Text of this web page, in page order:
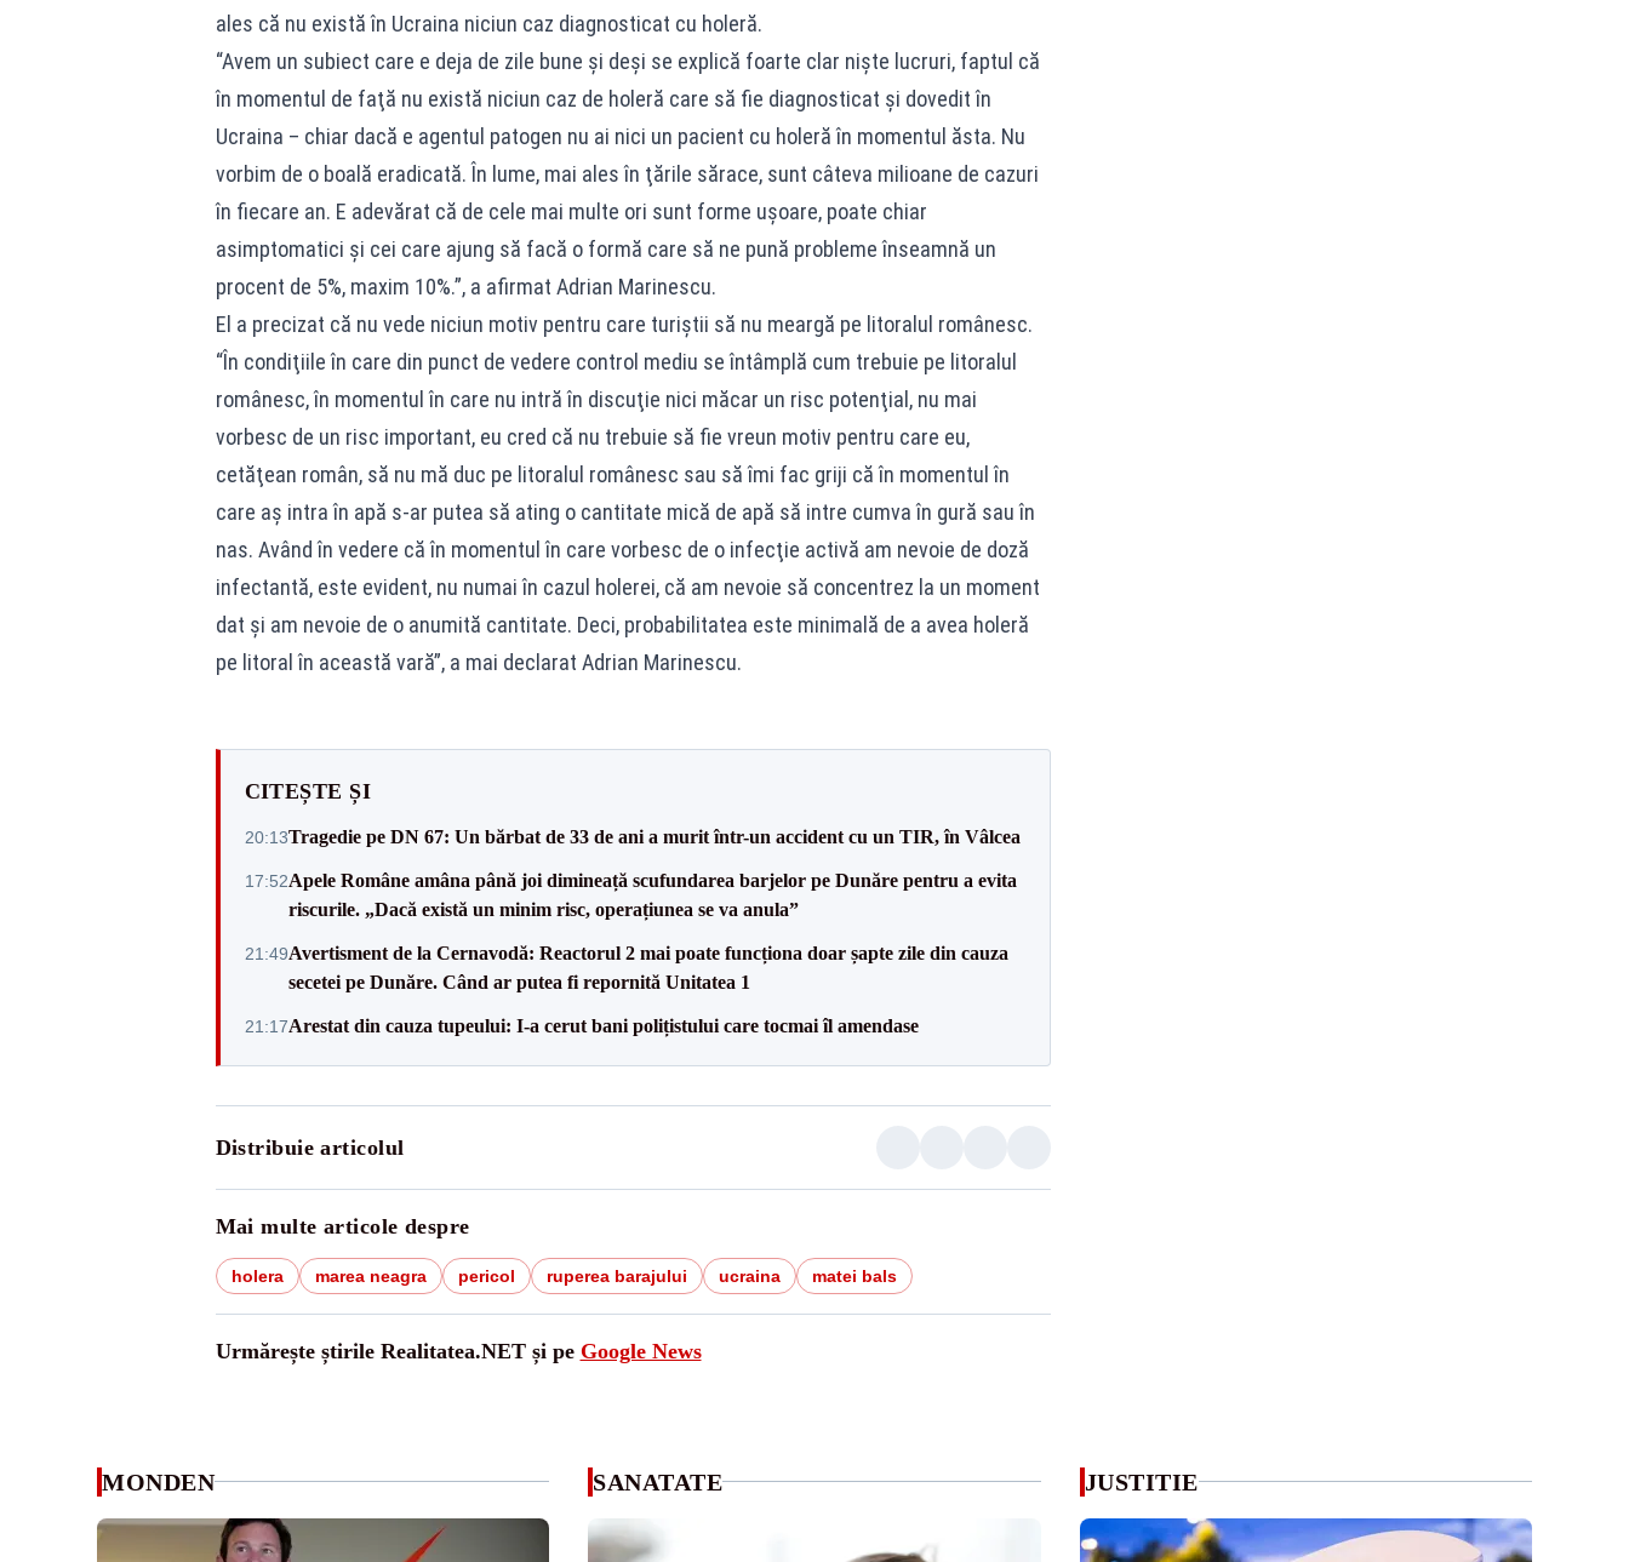
ales că nu există în Ucraina niciun caz diagnosticat cu holeră.
“Avem un subiect care e deja de zile bune şi deşi se explică foarte clar nişte lucruri, faptul că
în momentul de faţă nu există niciun caz de holeră care să fie diagnosticat şi dovedit în
Ucraina – chiar dacă e agentul patogen nu ai nici un pacient cu holeră în momentul ăsta. Nu
vorbim de o boală eradicată. În lume, mai ales în ţările sărace, sunt câteva milioane de cazuri
în fiecare an. E adevărat că de cele mai multe ori sunt forme uşoare, poate chiar
asimptomatici şi cei care ajung să facă o formă care să ne pună probleme înseamnă un
procent de 5%, maxim 10%.”, a afirmat Adrian Marinescu.
El a precizat că nu vede niciun motiv pentru care turiştii să nu meargă pe litoralul românesc.
“În condiţiile în care din punct de vedere control mediu se întâmplă cum trebuie pe litoralul
românesc, în momentul în care nu intră în discuţie nici măcar un risc potenţial, nu mai
vorbesc de un risc important, eu cred că nu trebuie să fie vreun motiv pentru care eu,
cetăţean român, să nu mă duc pe litoralul românesc sau să îmi fac griji că în momentul în
care aş intra în apă s-ar putea să ating o cantitate mică de apă să intre cumva în gură sau în
nas. Având în vedere că în momentul în care vorbesc de o infecţie activă am nevoie de doză
infectantă, este evident, nu numai în cazul holerei, că am nevoie să concentrez la un moment
dat şi am nevoie de o anumită cantitate. Deci, probabilitatea este minimală de a avea holeră
pe litoral în această vară”, a mai declarat Adrian Marinescu.
CITEȘTE ȘI
20:13Tragedie pe DN 67: Un bărbat de 33 de ani a murit într-un accident cu un TIR, în Vâlcea
17:52Apele Române amâna până joi dimineață scufundarea barjelor pe Dunăre pentru a evita
riscurile. „Dacă există un minim risc, operațiunea se va anula”
21:49Avertisment de la Cernavodă: Reactorul 2 mai poate funcționa doar șapte zile din cauza
secetei pe Dunăre. Când ar putea fi repornită Unitatea 1
21:17Arestat din cauza tupeului: I-a cerut bani polițistului care tocmai îl amendase
Distribuie articolul
Mai multe articole despre
holera marea neagra pericol ruperea barajului ucraina matei bals
Urmărește știrile Realitatea.NET și pe Google News
MONDEN SANATATE JUSTITIE